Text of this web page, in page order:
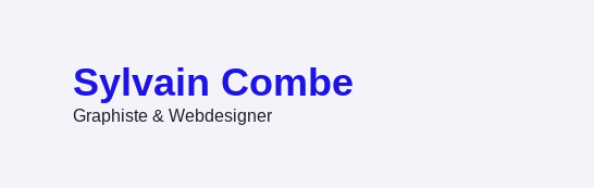
Sylvain Combe
Graphiste & Webdesigner